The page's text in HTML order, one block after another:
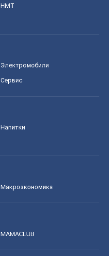
НМТ
Электромобили
Сервис
Напитки
Mакроэкономика
MAMACLUB